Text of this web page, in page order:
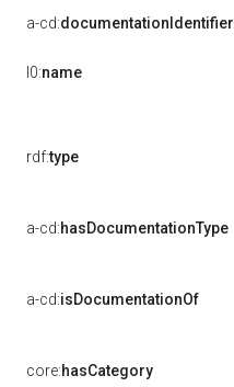
a-cd:documentationIdentifier
l0:name
rdf:type
a-cd:hasDocumentationType
a-cd:isDocumentationOf
core:hasCategory